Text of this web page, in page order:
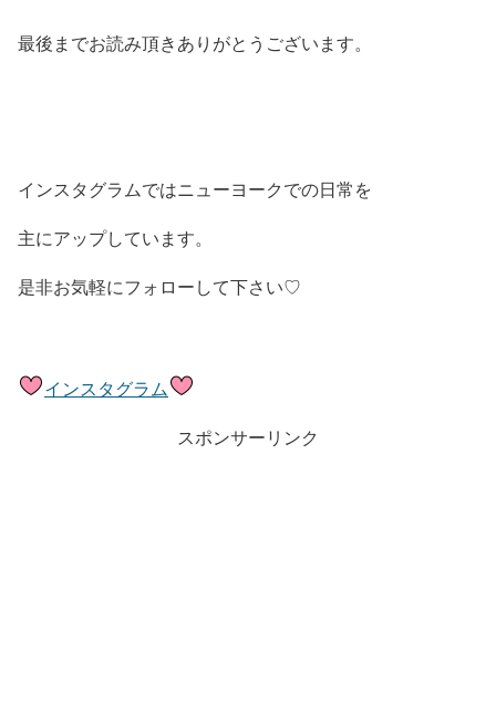
最後までお読み頂きありがとうございます。
インスタグラムではニューヨークでの日常を
主にアップしています。
是非お気軽にフォローして下さい♡
インスタグラム
スポンサーリンク